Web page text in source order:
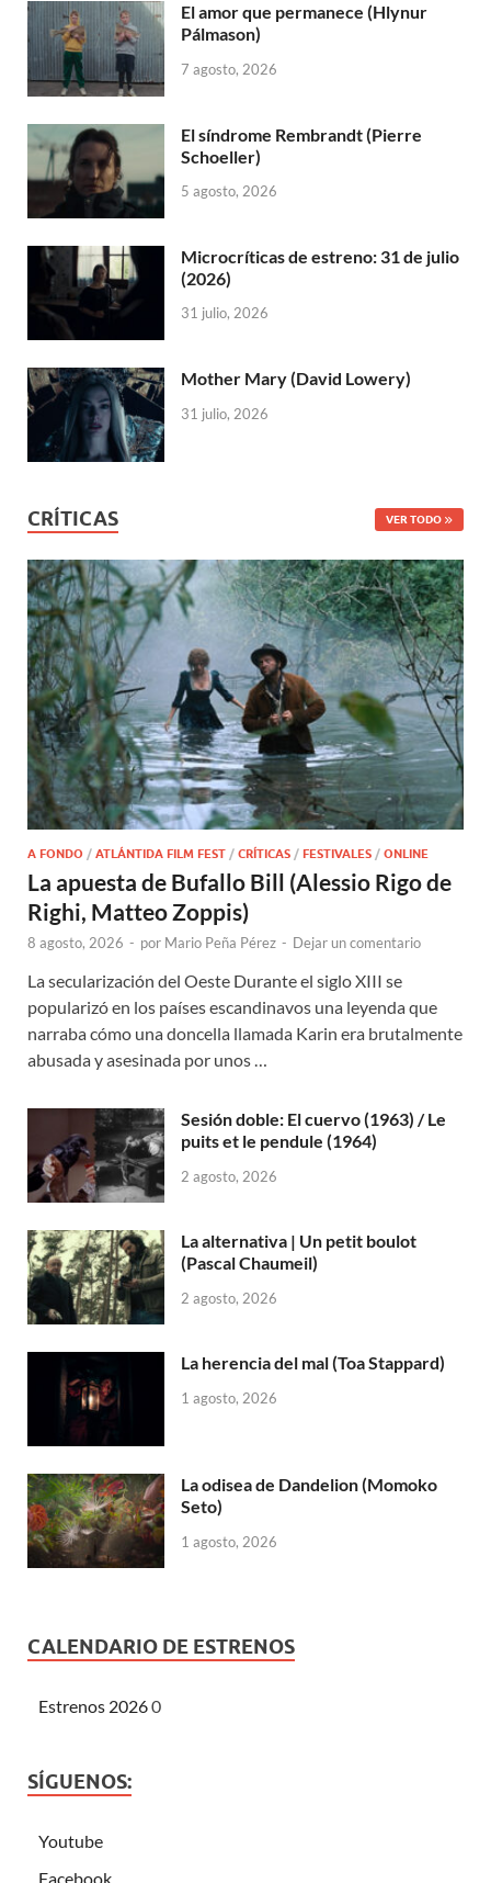
El amor que permanece (Hlynur
Pálmason)
7 agosto, 2026
El síndrome Rembrandt (Pierre
Schoeller)
5 agosto, 2026
Microcríticas de estreno: 31 de julio
(2026)
31 julio, 2026
Mother Mary (David Lowery)
31 julio, 2026
CRÍTICAS VER TODO
A FONDO / ATLÁNTIDA FILM FEST / CRÍTICAS / FESTIVALES / ONLINE
La apuesta de Bufallo Bill (Alessio Rigo de
Righi, Matteo Zoppis)
8 agosto, 2026 - por Mario Peña Pérez - Dejar un comentario
La secularización del Oeste Durante el siglo XIII se
popularizó en los países escandinavos una leyenda que
narraba cómo una doncella llamada Karin era brutalmente
abusada y asesinada por unos …
Sesión doble: El cuervo (1963) / Le
puits et le pendule (1964)
2 agosto, 2026
La alternativa | Un petit boulot
(Pascal Chaumeil)
2 agosto, 2026
La herencia del mal (Toa Stappard)
1 agosto, 2026
La odisea de Dandelion (Momoko
Seto)
1 agosto, 2026
CALENDARIO DE ESTRENOS
Estrenos 20260
SÍGUENOS:
Youtube
Facebook